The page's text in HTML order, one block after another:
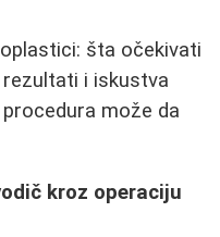
šta očekivati
i iskustva
može da
kroz operaciju